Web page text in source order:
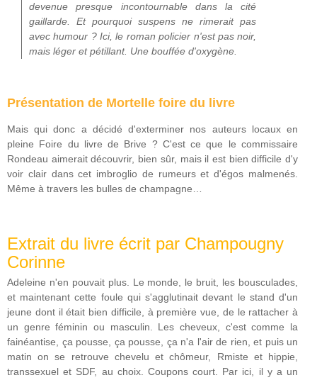
devenue presque incontournable dans la cité
gaillarde. Et pourquoi suspens ne rimerait pas
avec humour ? Ici, le roman policier n'est pas noir,
mais léger et pétillant. Une bouffée d'oxygène.
Présentation de Mortelle foire du livre
Mais qui donc a décidé d'exterminer nos auteurs locaux en
pleine Foire du livre de Brive ? C'est ce que le commissaire
Rondeau aimerait découvrir, bien sûr, mais il est bien difficile d'y
voir clair dans cet imbroglio de rumeurs et d'égos malmenés.
Même à travers les bulles de champagne…
Extrait du livre écrit par Champougny
Corinne
Adeleine n'en pouvait plus. Le monde, le bruit, les bousculades,
et maintenant cette foule qui s'agglutinait devant le stand d'un
jeune dont il était bien difficile, à première vue, de le rattacher à
un genre féminin ou masculin. Les cheveux, c'est comme la
fainéantise, ça pousse, ça pousse, ça n'a l'air de rien, et puis un
matin on se retrouve chevelu et chômeur, Rmiste et hippie,
transsexuel et SDF, au choix. Coupons court. Par ici, il y a un